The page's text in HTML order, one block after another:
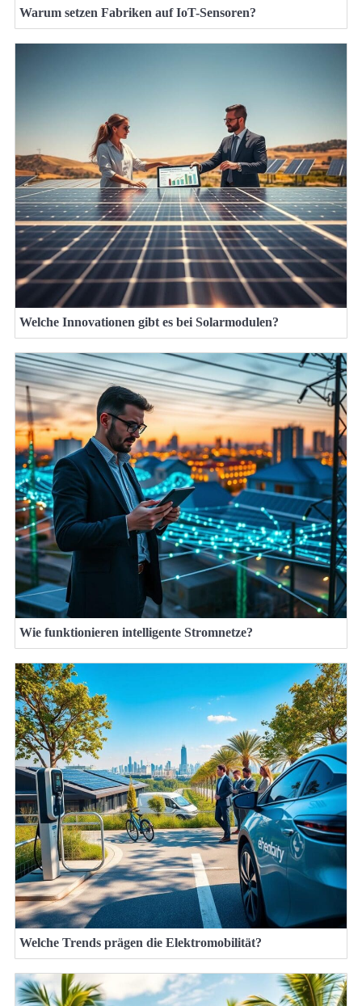
Warum setzen Fabriken auf IoT-Sensoren?
Welche Innovationen gibt es bei Solarmodulen?
Wie funktionieren intelligente Stromnetze?
Welche Trends prägen die Elektromobilität?